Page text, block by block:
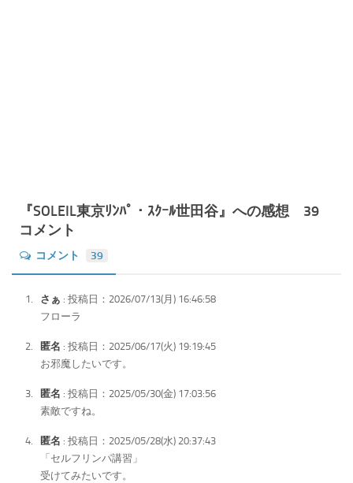
『SOLEIL東京ﾘﾝﾊﾟ・ｽｸｰﾙ世田谷』への感想 39
コメント
コメント 39
さぁ : 投稿日：2026/07/13(月) 16:46:58
フローラ
匿名 : 投稿日：2025/06/17(火) 19:19:45
お邪魔したいです。
匿名 : 投稿日：2025/05/30(金) 17:03:56
素敵ですね。
匿名 : 投稿日：2025/05/28(水) 20:37:43
「セルフリンパ講習」
受けてみたいです。